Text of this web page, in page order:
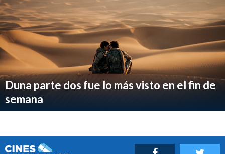
Duna parte dos fue lo más visto en el fin de
semana